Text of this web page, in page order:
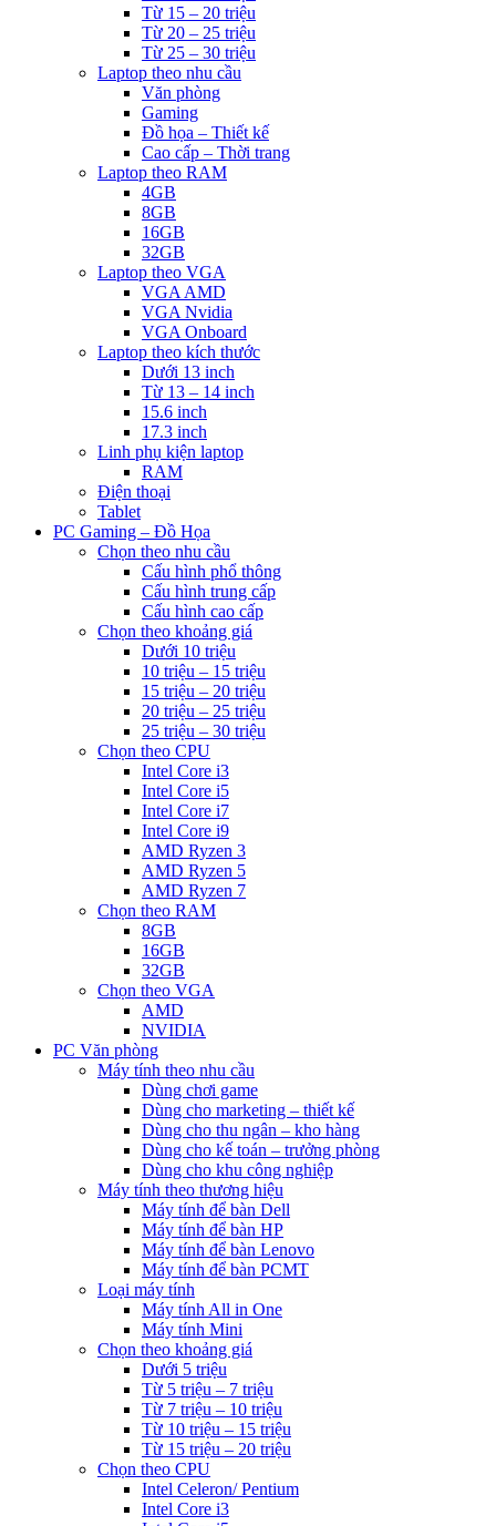
Từ 15 – 20 triệu
Từ 20 – 25 triệu
Từ 25 – 30 triệu
Laptop theo nhu cầu
Văn phòng
Gaming
Đồ họa – Thiết kế
Cao cấp – Thời trang
Laptop theo RAM
4GB
8GB
16GB
32GB
Laptop theo VGA
VGA AMD
VGA Nvidia
VGA Onboard
Laptop theo kích thước
Dưới 13 inch
Từ 13 – 14 inch
15.6 inch
17.3 inch
Linh phụ kiện laptop
RAM
Điện thoại
Tablet
PC Gaming – Đồ Họa
Chọn theo nhu cầu
Cấu hình phổ thông
Cấu hình trung cấp
Cấu hình cao cấp
Chọn theo khoảng giá
Dưới 10 triệu
10 triệu – 15 triệu
15 triệu – 20 triệu
20 triệu – 25 triệu
25 triệu – 30 triệu
Chọn theo CPU
Intel Core i3
Intel Core i5
Intel Core i7
Intel Core i9
AMD Ryzen 3
AMD Ryzen 5
AMD Ryzen 7
Chọn theo RAM
8GB
16GB
32GB
Chọn theo VGA
AMD
NVIDIA
PC Văn phòng
Máy tính theo nhu cầu
Dùng chơi game
Dùng cho marketing – thiết kế
Dùng cho thu ngân – kho hàng
Dùng cho kế toán – trưởng phòng
Dùng cho khu công nghiệp
Máy tính theo thương hiệu
Máy tính để bàn Dell
Máy tính để bàn HP
Máy tính để bàn Lenovo
Máy tính để bàn PCMT
Loại máy tính
Máy tính All in One
Máy tính Mini
Chọn theo khoảng giá
Dưới 5 triệu
Từ 5 triệu – 7 triệu
Từ 7 triệu – 10 triệu
Từ 10 triệu – 15 triệu
Từ 15 triệu – 20 triệu
Chọn theo CPU
Intel Celeron/ Pentium
Intel Core i3